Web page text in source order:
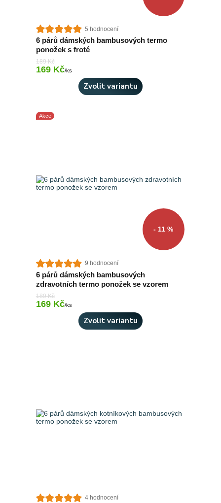
5 hodnocení
6 párů dámských bambusových termo
ponožek s froté
189 Kč
169 Kč/ks
Zvolit variantu
Akce
- 11 %
9 hodnocení
6 párů dámských bambusových
zdravotních termo ponožek se vzorem
189 Kč
169 Kč/ks
Zvolit variantu
4 hodnocení